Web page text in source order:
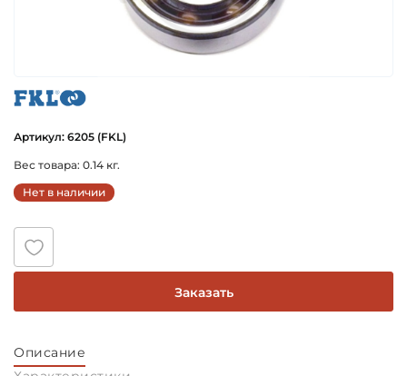
Артикул: 6205 (FKL)
Вес товара: 0.14 кг.
Нет в наличии
Заказать
Описание